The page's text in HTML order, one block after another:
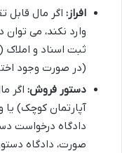
افراز: اگر مال
وارد نکند، می
ثبت اسناد و
(در صورت وجود
دستور فروش: اگر
آپارتمان کوچک) یا
دادگاه درخواست
صورت، دادگاه